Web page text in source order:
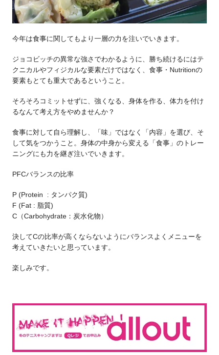
今年は食事に関してもより一層の力を注いでいきます。
ジョコビッチの異常な強さでわかるように、勝ち続けるにはテ
クニカルやフィジカルな要素だけではなく、食事・Nutritionの
要素もとても重大であるということ。
そろそろコミットせずに、強くなる、身体を作る、体力を付け
るなんて考え方をやめませんか？
食事に対して自ら理解し、「味」ではなく「内容」を選び、そ
して気をつかうこと。身体の中身から変える「食事」のトレー
ニングにも力を継ぎ注いでいきます。
PFCバランスの比率
P (Protein : タンパク質)
F (Fat : 脂質)
C（Carbohydrate：炭水化物）
決してCの比率が高くならないようにバランスよくメニューを
考えていきたいと思っています。
楽しみです。